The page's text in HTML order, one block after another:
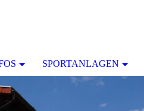
SPORTANLAGEN